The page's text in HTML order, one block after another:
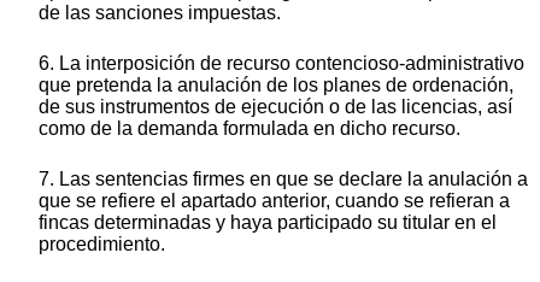
de las sanciones impuestas.
6. La interposición de recurso contencioso-administrativo
que pretenda la anulación de los planes de ordenación,
de sus instrumentos de ejecución o de las licencias, así
como de la demanda formulada en dicho recurso.
7. Las sentencias firmes en que se declare la anulación a
que se refiere el apartado anterior, cuando se refieran a
fincas determinadas y haya participado su titular en el
procedimiento.